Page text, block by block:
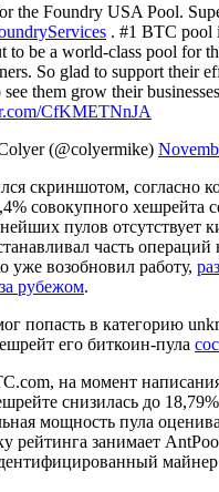
the Foundry USA Pool.
. #1 BTC pool
to be a world-class pool for
So glad to support their
them grow their
CfKMETNnJA
(@colyermike)
скриншотом, согласно
совокупного хешрейта
пулов отсутствует
часть операций
уже возобновил работу,
рубежом.
попасть в категорию
его биткоин-пула
на момент
снизилась до 18,79%
мощность пула
рейтинга занимает
майнер